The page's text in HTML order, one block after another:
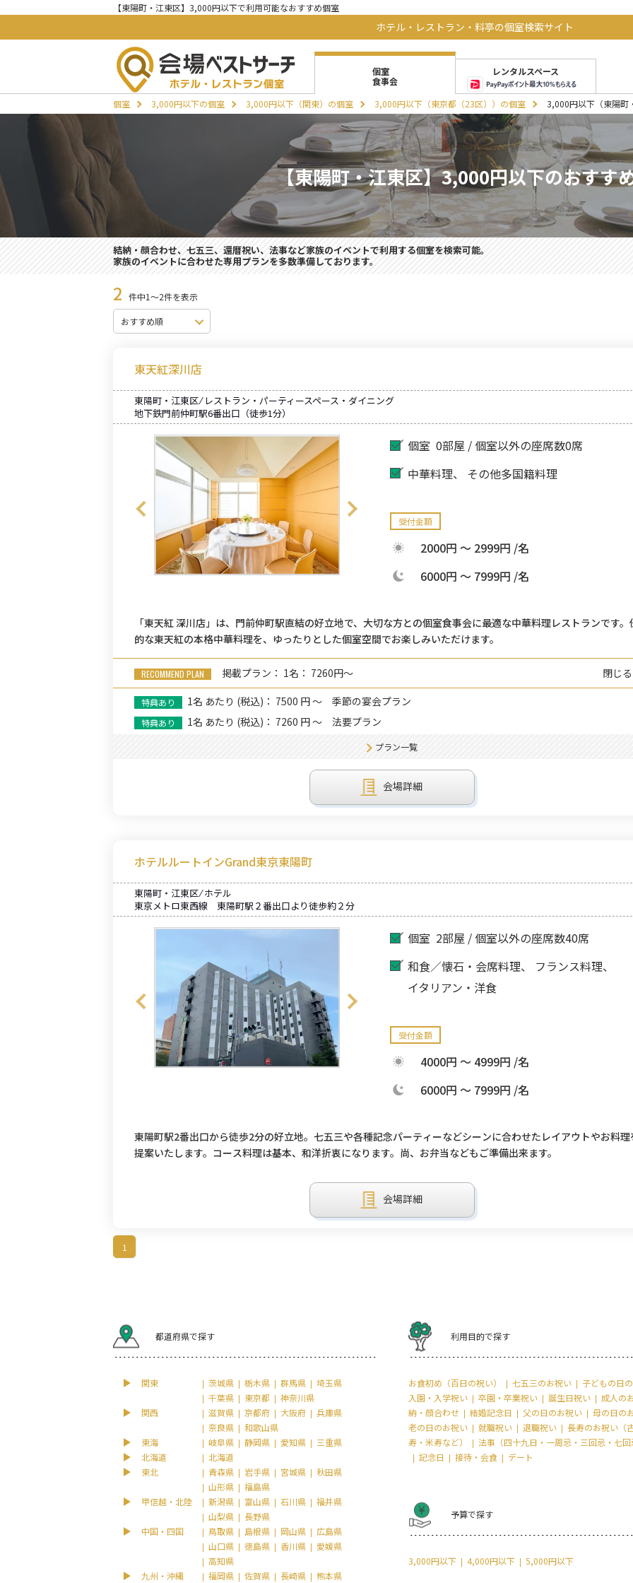
【東陽町・江東区】3,000円以下で利用可能なおすすめ個室
ホテル・レストラン・料亭の個室検索サイト
個室
食事会
レンタルスペース
個室 3,000円以下の個室 3,000円以下（関東）の個室 3,000円以下（東京都（23区））の個室 3,000円以下（東陽町
【東陽町・江東区】3,000円以下のおすす
結納・顔合わせ、七五三、還暦祝い、法事など家族のイベントで利用する個室を検索可能。
家族のイベントに合わせた専用プランを多数準備しております。
2 件中1～2件を表示
東天紅深川店
東陽町・江東区 ⁄ レストラン・パーティースペース・ダイニング
地下鉄門前仲町駅6番出口（徒歩1分）
個室 0部屋 / 個室以外の座席数0席
中華料理
その他多国籍料理
受付金額
2000円 ～ 2999円 /名
6000円 ～ 7999円 /名
「東天紅 深川店」は、門前仲町駅直結の好立地で、大切な方との個室食事会に最適な中華料理レストランです。
的な東天紅の本格中華料理を、ゆったりとした個室空間でお楽しみいただけます。
掲載プラン： 1名： 7260円～
閉じる
1名 あたり (税込)： 7500 円 ～
季節の宴会プラン
1名 あたり (税込)： 7260 円 ～ 法要プラン
プラン一覧
会場詳細
ホテルルートインGrand東京東陽町
東陽町・江東区 ⁄ ホテル
東京メトロ東西線 東陽町駅２番出口より徒歩約２分
個室 2部屋 / 個室以外の座席数40席
和食／懐石・会席料理
フランス料理
イタリアン・洋食
受付金額
4000円 ～ 4999円 /名
6000円 ～ 7999円 /名
東陽町駅2番出口から徒歩2分の好立地。七五三や各種記念パーティーなどシーンに合わせたレイアウトやお料理
提案いたします。コース料理は基本、和洋折衷になります。尚、お弁当などもご準備出来ます。
会場詳細
1
都道府県で探す
関東 茨城県 栃木県 群馬県
埼玉県
千葉県
東京都
神奈川県
関西
滋賀県 京都府 大阪府
兵庫県
奈良県
和歌山県
東海
岐阜県 静岡県 愛知県
三重県
北海道
北海道
東北
青森県 岩手県 宮城県
秋田県
山形県
福島県
甲信越・北陸
新潟県 富山県 石川県
福井県
山梨県
長野県
中国・四国
鳥取県 島根県 岡山県
広島県
山口県
徳島県 香川県
愛媛県
高知県
九州・沖縄
福岡県 佐賀県 長崎県
熊本県
利用目的で探す
お食初め（百日の祝い） 七五三のお祝い
子どもの日
入園・入学祝い
卒園・卒業祝い 誕生日祝い
成人の
納・顔合わせ
結婚記念日 父の日のお祝い
母の日の
老の日のお祝い
就職祝い 退職祝い
長寿のお祝い（
寿・米寿など）
法事（四十九日・一周忌・三回忌・七
記念日
接待・会食 デート
予算で探す
3,000円以下 4,000円以下 5,000円以下